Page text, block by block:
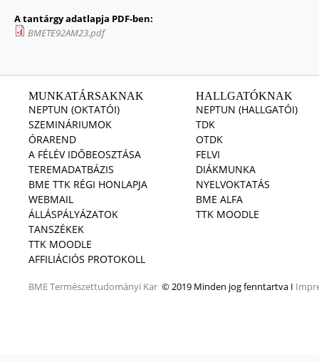
A tantárgy adatlapja PDF-ben:
BMETE92AM23.pdf
MUNKATÁRSAKNAK
NEPTUN (OKTATÓI)
SZEMINÁRIUMOK
ÓRAREND
A FÉLÉV IDŐBEOSZTÁSA
TEREMADATBÁZIS
BME TTK RÉGI HONLAPJA
WEBMAIL
ÁLLÁSPÁLYÁZATOK
TANSZÉKEK
TTK MOODLE
AFFILIÁCIÓS PROTOKOLL
BMETermészettudományi Kar © 2019 Minden jog fenntartva I
HALLGATÓKNAK
NEPTUN (HALLGATÓI)
TDK
OTDK
FELVI
DIÁKMUNKA
NYELVOKTATÁS
BME ALFA
TTK MOODLE